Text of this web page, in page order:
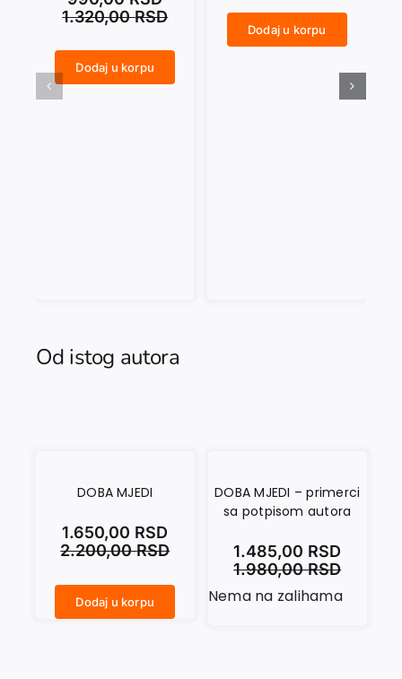
1.320,00RSD
Dodaj u korpu
Dodaj u korpu
Od istog autora
DOBA MJEDI
2.200,00RSD
1.650,00 RSD
Dodaj u korpu
DOBA MJEDI – primerci
sa potpisom autora
1.980,00RSD
1.485,00 RSD
Nema na zalihama